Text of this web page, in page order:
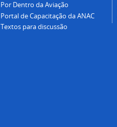
Por Dentro da Aviação
Portal de Capacitação da ANAC
Textos para discussão